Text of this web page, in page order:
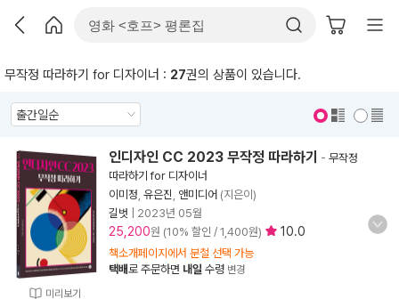
무작정 따라하기 for 디자이너 : 27권의 상품이 있습니다.
미리보기
인디자인 CC 2023 무작정 따라하기 - 무작정
따라하기 for 디자이너
이미정 유은진 앤미디어 (지은이)
길벗
2023년 05월
25,200원 (10% 할인 / 1,400원) 10.0
책소개페이지에서 분철 선택 가능
택배로 주문하면 내일 수령 변경